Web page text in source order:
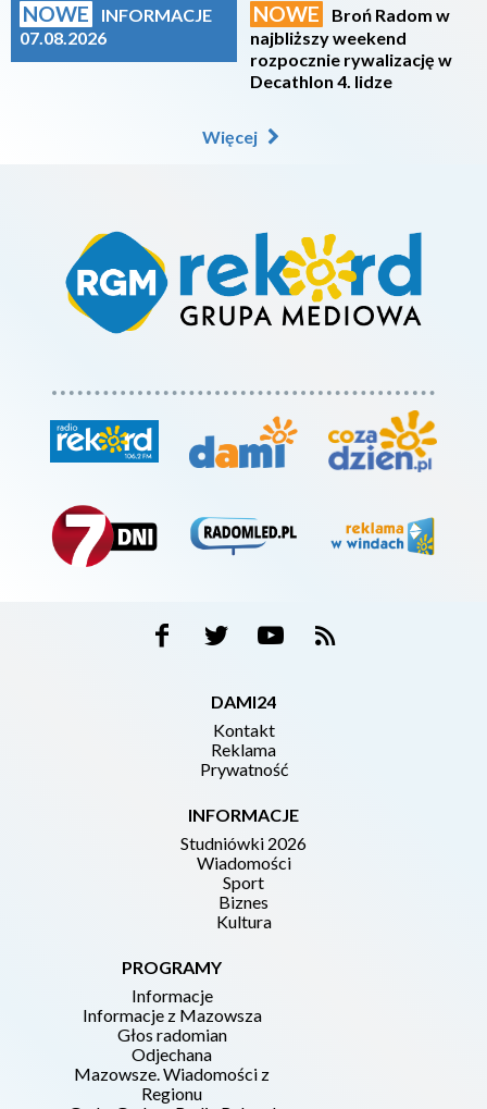
NOWE
INFORMACJE
07.08.2026
NOWE
Broń Radom w
najbliższy weekend
rozpocznie rywalizację w
Decathlon 4. lidze
Więcej
DAMI24
Kontakt
Reklama
Prywatność
INFORMACJE
Studniówki 2026
Wiadomości
Sport
Biznes
Kultura
PROGRAMY
Informacje
Informacje z Mazowsza
Głos radomian
Odjechana
Mazowsze. Wiadomości z
Regionu